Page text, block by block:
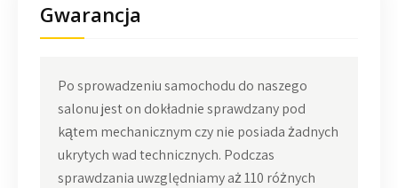
Gwarancja
Po sprowadzeniu samochodu do naszego
salonu jest on dokładnie sprawdzany pod
kątem mechanicznym czy nie posiada żadnych
ukrytych wad technicznych. Podczas
sprawdzania uwzględniamy aż 110 różnych